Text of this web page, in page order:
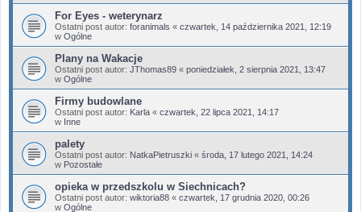
For Eyes - weterynarz
Ostatni post autor: foranimals « czwartek, 14 października 2021, 12:19
w Ogólne
Plany na Wakacje
Ostatni post autor: JThomas89 « poniedziałek, 2 sierpnia 2021, 13:47
w Ogólne
Firmy budowlane
Ostatni post autor: Karla « czwartek, 22 lipca 2021, 14:17
w Inne
palety
Ostatni post autor: NatkaPietruszki « środa, 17 lutego 2021, 14:24
w Pozostałe
opieka w przedszkolu w Siechnicach?
Ostatni post autor: wiktoria88 « czwartek, 17 grudnia 2020, 00:26
w Ogólne